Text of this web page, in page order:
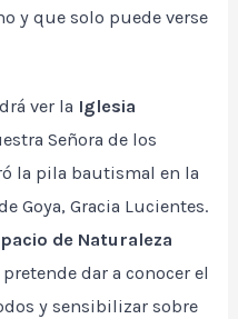
y que solo puede verse
ver la Iglesia
Señora de los
la pila bautismal en la
Goya, Gracia Lucientes.
de Naturaleza
dar a conocer el
y sensibilizar sobre